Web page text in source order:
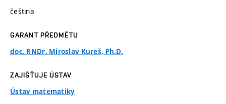
čeština
GARANT PŘEDMĚTU
doc. RNDr. Miroslav Kureš, Ph.D.
ZAJIŠŤUJE ÚSTAV
Ústav matematiky